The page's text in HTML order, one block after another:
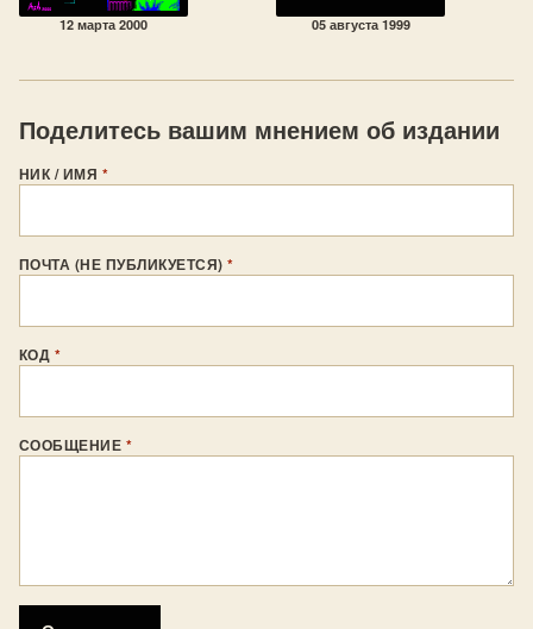
12 марта 2000 05 августа 1999
Поделитесь вашим мнением об издании
НИК / ИМЯ *
ПОЧТА (НЕ ПУБЛИКУЕТСЯ)*
КОД *
СООБЩЕНИЕ *